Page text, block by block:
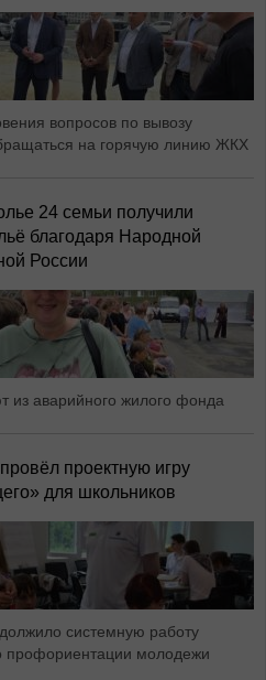
вопросов по вывозу
на горячую линию ЖКХ
24 семьи получили
благодаря Народной
России
из аварийного жилого фонда
проектную игру
для школьников
системную работу
профориентации молодежи